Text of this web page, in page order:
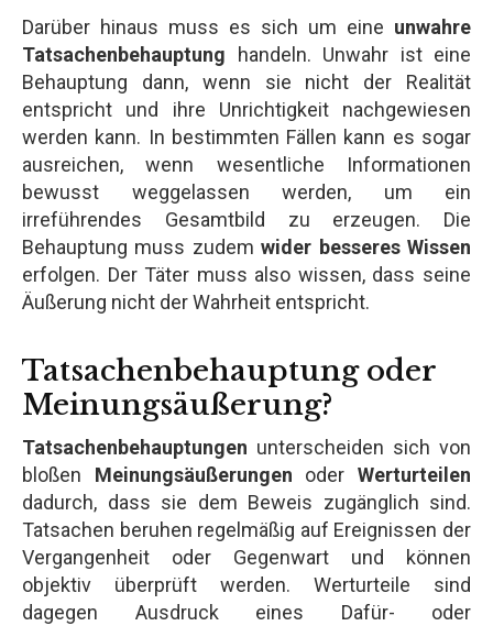
Darüber hinaus muss es sich um eine unwahre
Tatsachenbehauptung handeln. Unwahr ist eine
Behauptung dann, wenn sie nicht der Realität
entspricht und ihre Unrichtigkeit nachgewiesen
werden kann. In bestimmten Fällen kann es sogar
ausreichen, wenn wesentliche Informationen
bewusst weggelassen werden, um ein
irreführendes Gesamtbild zu erzeugen. Die
Behauptung muss zudemwider besseres Wissen
erfolgen. Der Täter muss also wissen, dass seine
Äußerung nicht der Wahrheit entspricht.
Tatsachenbehauptung oder
Meinungsäußerung?
Tatsachenbehauptungen unterscheiden sich von
bloßen Meinungsäußerungen oderWerturteilen
dadurch, dass sie dem Beweis zugänglich sind.
Tatsachen beruhen regelmäßig auf Ereignissen der
Vergangenheit oder Gegenwart und können
objektiv überprüft werden. Werturteile sind
dagegen Ausdruck eines Dafür- oder